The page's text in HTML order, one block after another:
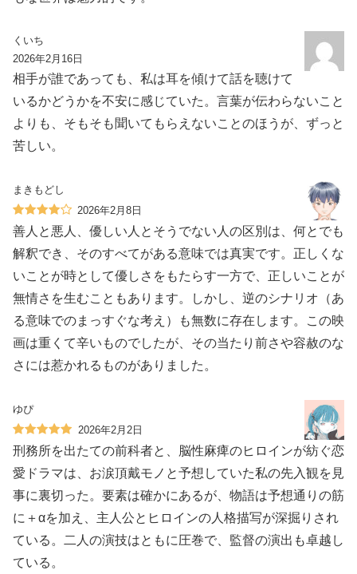
くいち
2026年2月16日
相手が誰であっても、私は耳を傾けて話を聴けて
いるかどうかを不安に感じていた。言葉が伝わらないこと
よりも、そもそも聞いてもらえないことのほうが、ずっと
苦しい。
まきもどし
2026年2月8日
善人と悪人、優しい人とそうでない人の区別は、何とでも
解釈でき、そのすべてがある意味では真実です。正しくな
いことが時として優しさをもたらす一方で、正しいことが
無情さを生むこともあります。しかし、逆のシナリオ（あ
る意味でのまっすぐな考え）も無数に存在します。この映
画は重くて辛いものでしたが、その当たり前さや容赦のな
さには惹かれるものがありました。
ゆぴ
2026年2月2日
刑務所を出たての前科者と、脳性麻痺のヒロインが紡ぐ恋
愛ドラマは、お涙頂戴モノと予想していた私の先入観を見
事に裏切った。要素は確かにあるが、物語は予想通りの筋
に＋αを加え、主人公とヒロインの人格描写が深掘りされ
ている。二人の演技はともに圧巻で、監督の演出も卓越し
ている。